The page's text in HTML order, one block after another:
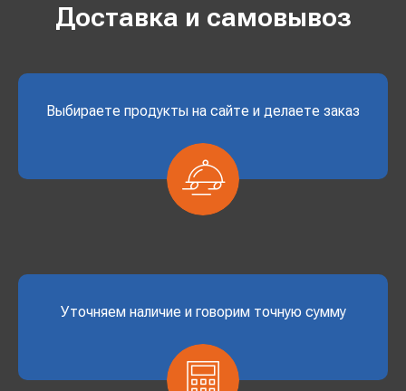
Доставка и самовывоз
Выбираете продукты на сайте и делаете заказ
Уточняем наличие и говорим точную сумму